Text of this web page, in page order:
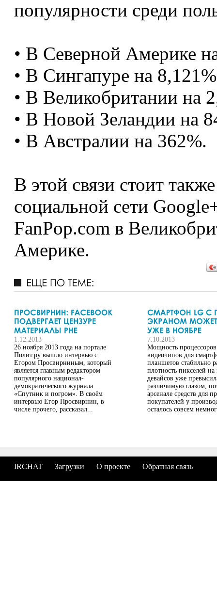
популярности среди
• В Северной Америке
• В Сингапуре на
• В Великобритании на
• В Новой Зеландии на
• В Австралии на 362%.
В этой связи стоит
социальной сети
FanPop.com в
Америке.
1.12.2013
26 ноября 2013 года на портале
Полит.ру вышло интервью с
Егором Просвирниным, который
является главным редактором
популярного национал-
демократического журнала
«Спутник и погром». В своём
интервью Егор Просвирнин, в
числе прочего, рассказал...
7.10.2013
Мощность
видеочипов для
планшетов стабильно
плотность пикселей на
девайсов уже
различимую глазом,
арсенале средств для
покупателей у
осталось совсем
IRCHAT Загрузки О проекте Обратная связь